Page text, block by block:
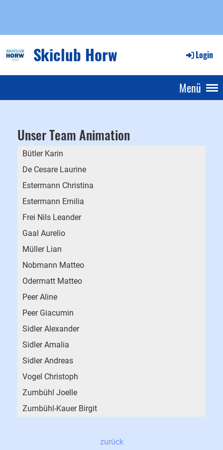
Skiclub Horw Login
Menü
Unser Team Animation
Bütler Karin
De Cesare Laurine
Estermann Christina
Estermann Emilia
Frei Nils Leander
Gaal Aurelio
Müller Lian
Nobmann Matteo
Odermatt Matteo
Peer Aline
Peer Giacumin
Sidler Alexander
Sidler Amalia
Sidler Andreas
Vogel Christoph
Zumbühl Joelle
Zumbühl-Kauer Birgit
zurück